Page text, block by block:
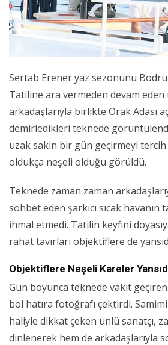
Sertab Erener yaz sezonunu
Tatiline ara vermeden devam eden
arkadaşlarıyla birlikte Orak Adası
demirledikleri teknede
uzak sakin bir gün geçirmeyi
oldukça neşeli olduğu görüldü.
Teknede zaman zaman
sohbet eden şarkıcı sıcak havanın
ihmal etmedi. Tatilin keyfini
rahat tavırları objektiflere de
Objektiflere Neşeli Kareler
Gün boyunca teknede vakit
bol hatıra fotoğrafı çektirdi.
haliyle dikkat çeken ünlü sanatçı,
dinlenerek hem de arkadaşlarıyla